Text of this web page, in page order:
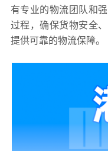
有专业的物流团队和
过程，确保货物安全
提供可靠的物流保障。